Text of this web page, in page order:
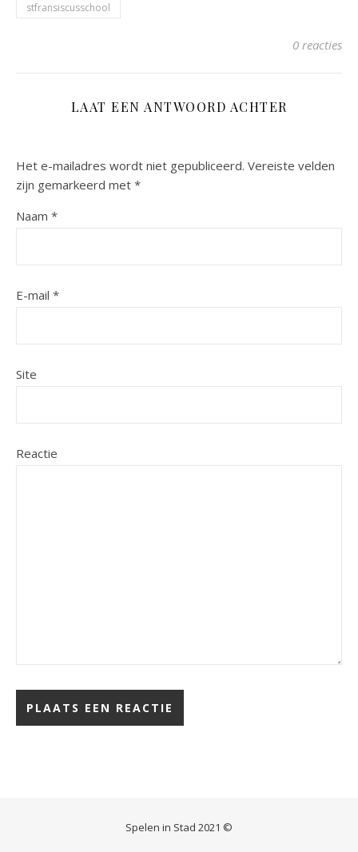
stfransiscusschool
0 reacties
LAAT EEN ANTWOORD ACHTER
Het e-mailadres wordt niet gepubliceerd. Vereiste velden
zijn gemarkeerd met *
Naam *
E-mail *
Site
Reactie
Spelen in Stad 2021 ©